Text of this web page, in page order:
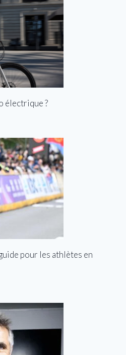
électrique ?
pour les athlètes en